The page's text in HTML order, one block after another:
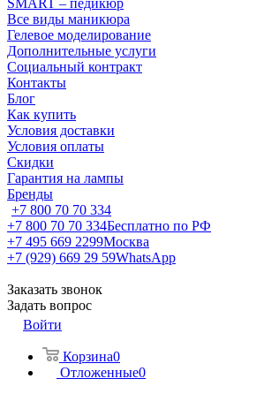
SMART – педикюр
Все виды маникюра
Гелевое моделирование
Дополнительные услуги
Социальный контракт
Контакты
Блог
Как купить
Условия доставки
Условия оплаты
Скидки
Гарантия на лампы
Бренды
+7 800 70 70 334
+7 800 70 70 334Бесплатно по РФ
+7 495 669 2299Москва
+7 (929) 669 29 59WhatsApp
Заказать звонок
Задать вопрос
Войти
Корзина0
Отложенные0